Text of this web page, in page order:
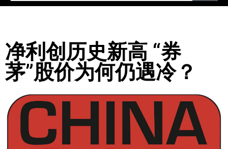
净利创历史新高 “券
茅”股价为何仍遇冷？